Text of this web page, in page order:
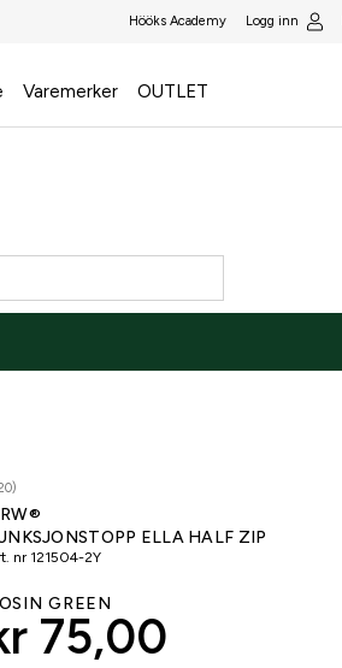
Hööks Academy Logg inn
Varemerker OUTLET
ELLA HALF ZIP
nr 121504-2Y
GREEN
75,00